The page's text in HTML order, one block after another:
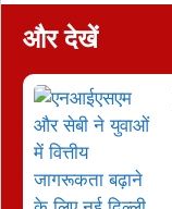
और देखें